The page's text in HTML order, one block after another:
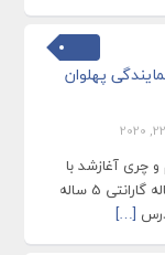
پهلوان
آغازشد با
حداقل پیش پرداخت اقساط 5 ساله گارانتی 5 ساله
[…]